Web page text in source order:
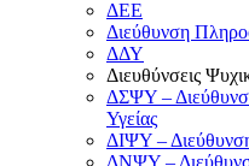
ΔΕΕ
Διεύθυνση
ΔΔΥ
Διευθύνσεις
ΔΣΨΥ –
Υγείας
ΔΙΨΥ –
ΔΝΨΥ –